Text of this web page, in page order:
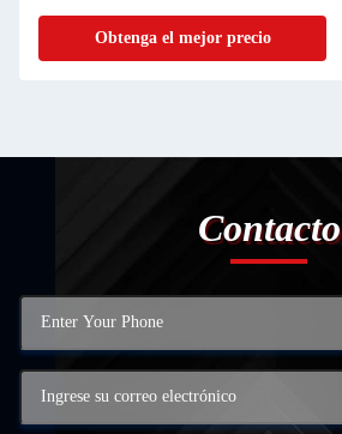
Obtenga el mejor precio
Contacto